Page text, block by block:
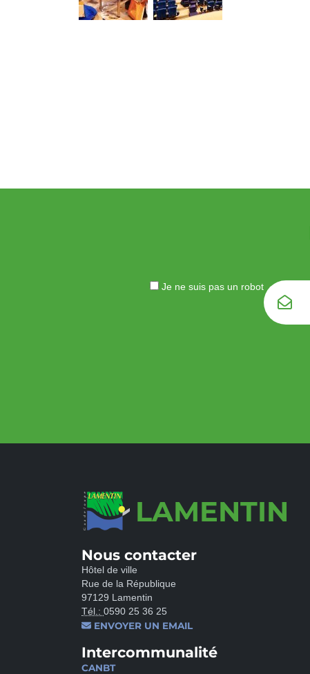
LAMENTIN
Nous contacter
Hôtel de ville
Rue de la République
97129 Lamentin
Tél.: 0590 25 36 25
ENVOYER UN EMAIL
Intercommunalité
CANBT
Je ne suis pas un robot